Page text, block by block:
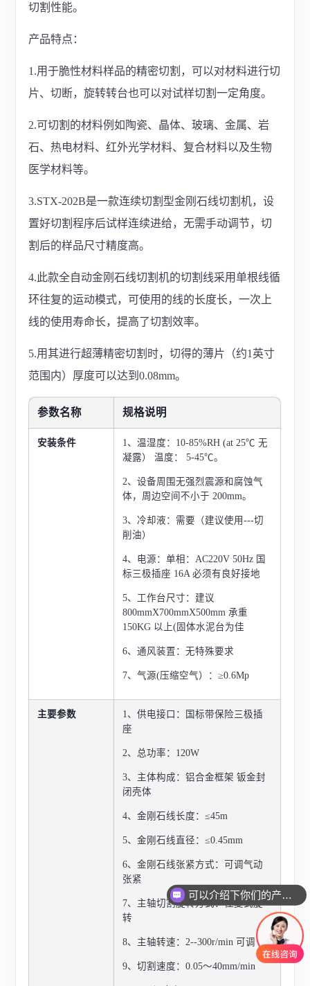
切割性能。
产品特点：
1.用于脆性材料样品的精密切割，可以对材料进行切
片、切断，旋转转台也可以对试样切割一定角度。
2.可切割的材料例如陶瓷、晶体、玻璃、金属、岩
石、热电材料、红外光学材料、复合材料以及生物
医学材料等。
3.STX-202B是一款连续切割型金刚石线切割机，设
置好切割程序后试样连续进给，无需手动调节，切
割后的样品尺寸精度高。
4.此款全自动金刚石线切割机的切割线采用单根线循
环往复的运动模式，可使用的线的长度长，一次上
线的使用寿命长，提高了切割效率。
5.用其进行超薄精密切割时，切得的薄片（约1英寸
范围内）厚度可以达到0.08mm。
参数名称 规格说明
安装条件
1、温湿度：10-85%RH (at 25℃ 无
凝露） 温度： 5-45℃。
2、设备周围无强烈震源和腐蚀气
体，周边空间不小于 200mm。
3、冷却液：需要（建议使用---切
削油）
4、电源：单相：AC220V 50Hz 国
标三极插座 16A 必须有良好接地
5、工作台尺寸：建议
800mmX700mmX500mm 承重
150KG 以上(固体水泥台为佳
6、通风装置：无特殊要求
7、气源(压缩空气）：≥0.6Mp
主要参数
1、供电接口：国标带保险三极插
座
2、总功率：120W
3、主体构成：铝合金框架 钣金封
闭壳体
4、金刚石线长度：≤45m
5、金刚石线直径：≤0.45mm
6、金刚石线张紧方式：可调气动
张紧
7、主轴切割旋转方式：往复式旋
转
8、主轴转速：2--300r/min 可调
9、切割速度：0.05～40mm/min
可以介绍下你们的产品么